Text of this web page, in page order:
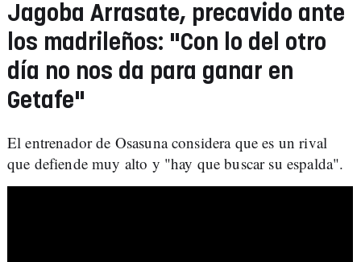
Jagoba Arrasate, precavido ante
los madrileños: "Con lo del otro
día no nos da para ganar en
Getafe"
El entrenador de Osasuna considera que es un rival
que defiende muy alto y "hay que buscar su espalda".